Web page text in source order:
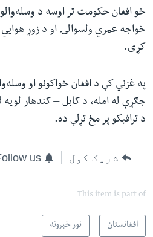
خو افغان حکومت تر اوسه د وسله‌والو
خواجه عمري ولسوالۍ او د زوړ هوايي
کړی.
په غزني کې د افغان ځواکونو او
جګړې له امله، د کابل – کندهار لویه
د ترافیکو پر مخ تړلې ده.
شریک کول us
This item is part of
افغانستان نور خبرونه